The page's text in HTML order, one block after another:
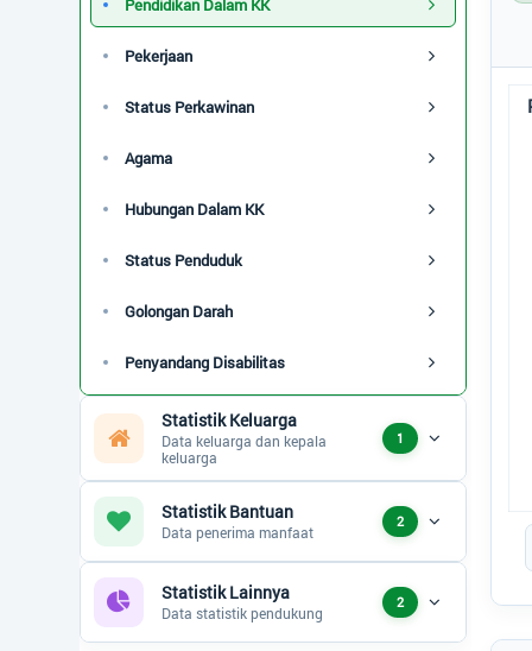
Status Perkawinan
Calon Pemilih
Kelas Sosial
Status IDM
Pendidikan Dalam KK
Pekerjaan
Status Perkawinan
Agama
Hubungan Dalam KK
Status Penduduk
Golongan Darah
Penyandang Disabilitas
Statistik Keluarga
Data keluarga dan kepala
keluarga
1
Statistik Bantuan
Data penerima manfaat
2
Statistik Lainnya
Data statistik pendukung
2